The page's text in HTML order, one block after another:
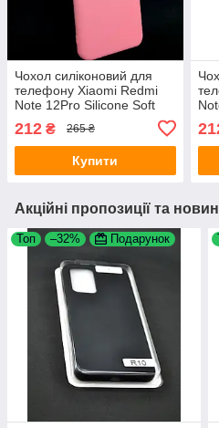
Чохол силіконовий для
телефону Xiaomi Redmi
Note 12Pro Silicone Soft
212 ₴ 265 ₴
Купити
Акційні пропозиції та
Топ –32% Подарунок